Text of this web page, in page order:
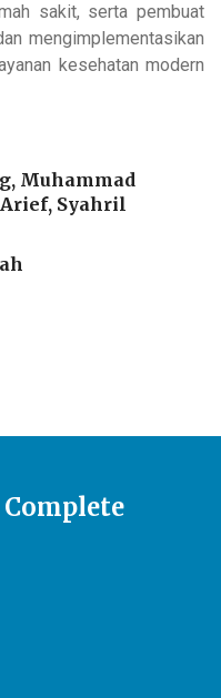
sakit, serta pembuat
mengimplementasikan
kesehatan modern
Muhammad
Syahril